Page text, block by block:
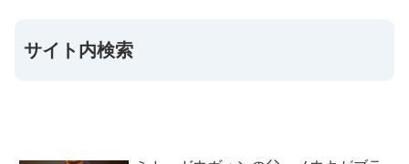
サイト内検索